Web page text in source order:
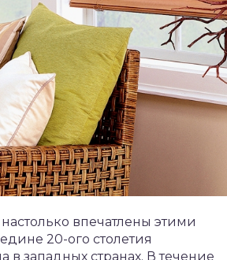
впечатлены этими
20-ого столетия
западных странах. В течение